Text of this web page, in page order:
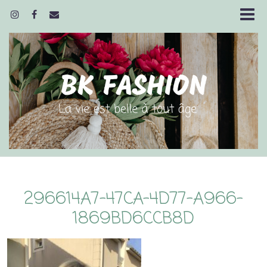
296614A7-47CA-4D77-A966-
1869BD6CCB8D